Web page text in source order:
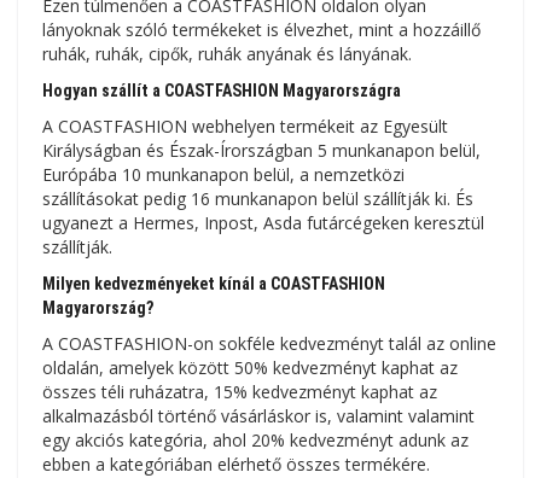
Ezen túlmenően a COASTFASHION oldalon olyan
lányoknak szóló termékeket is élvezhet, mint a hozzáillő
ruhák, ruhák, cipők, ruhák anyának és lányának.
Hogyan szállít a COASTFASHION Magyarországra
A COASTFASHION webhelyen termékeit az Egyesült
Királyságban és Észak-Írországban 5 munkanapon belül,
Európába 10 munkanapon belül, a nemzetközi
szállításokat pedig 16 munkanapon belül szállítják ki. És
ugyanezt a Hermes, Inpost, Asda futárcégeken keresztül
szállítják.
Milyen kedvezményeket kínál a COASTFASHION
Magyarország?
A COASTFASHION-on sokféle kedvezményt talál az online
oldalán, amelyek között 50% kedvezményt kaphat az
összes téli ruházatra, 15% kedvezményt kaphat az
alkalmazásból történő vásárláskor is, valamint valamint
egy akciós kategória, ahol 20% kedvezményt adunk az
ebben a kategóriában elérhető összes termékére.